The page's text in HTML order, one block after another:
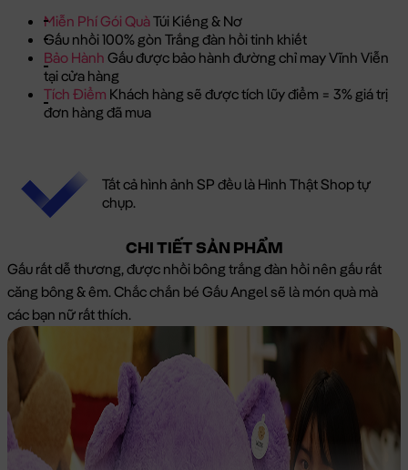
Miễn Phí Gói QuàTúi Kiếng & Nơ
Gấu nhồi 100% gòn Trắng đàn hồi tinh khiết
Bảo Hành Gấu được bảo hành đường chỉ may Vĩnh Viễn
tại cửa hàng
Tích Điểm Khách hàng sẽ được tích lũy điểm = 3% giá trị
đơn hàng đã mua
Tất cả hình ảnh SP đều là Hình Thật Shop tự
chụp.
CHI TIẾT SẢN PHẨM
Gấu rất dễ thương, được nhồi bông trắng đàn hồi nên gấu rất
căng bông & êm. Chắc chắn bé Gấu Angel sẽ là món quà mà
các bạn nữ rất thích.